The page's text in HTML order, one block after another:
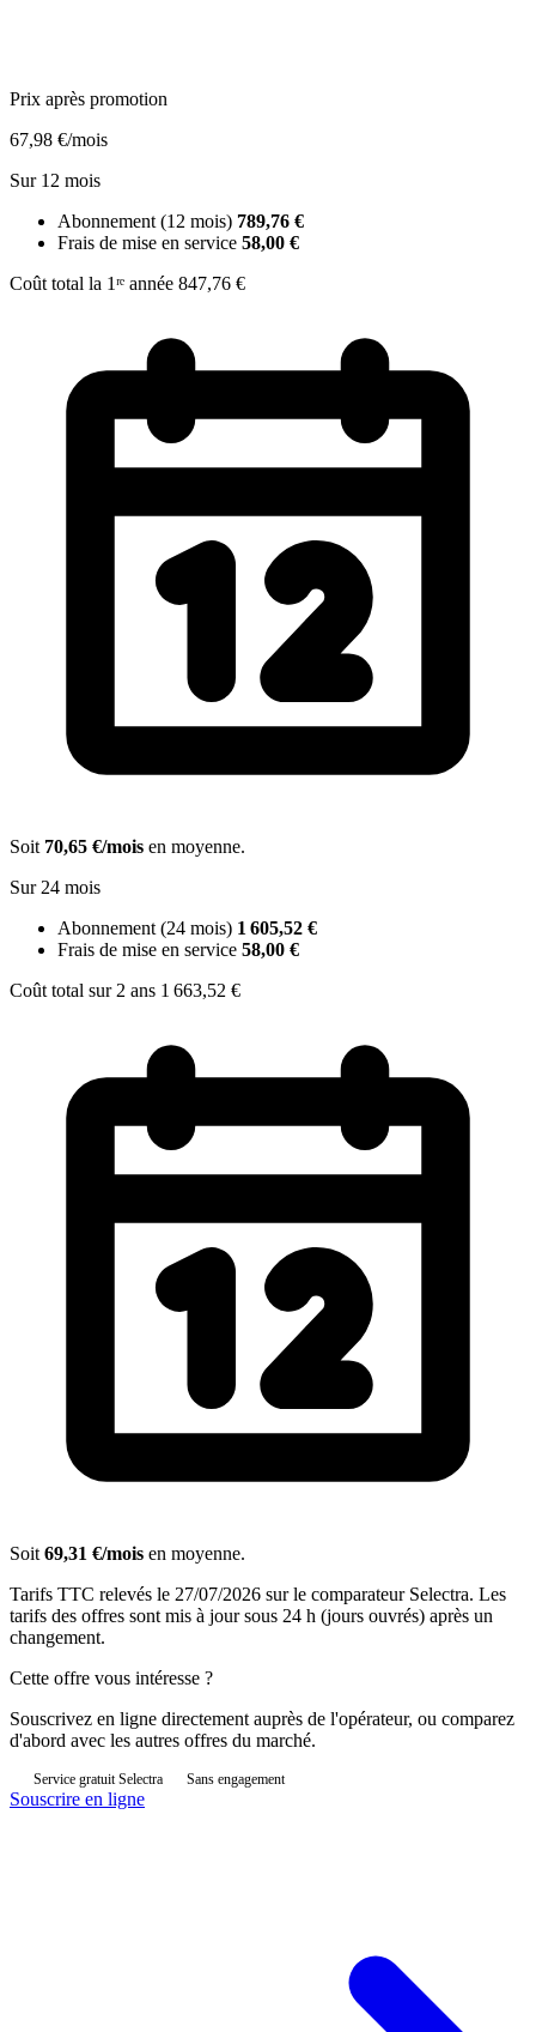
Prix après promotion
67,98 €/mois
Sur 12 mois
Abonnement (12 mois) 789,76 €
Frais de mise en service 58,00 €
Coût total la 1ʳᵉ année 847,76 €
Soit 70,65 €/mois en moyenne.
Sur 24 mois
Abonnement (24 mois) 1 605,52 €
Frais de mise en service 58,00 €
Coût total sur 2 ans 1 663,52 €
Soit 69,31 €/mois en moyenne.
Tarifs TTC relevés le 27/07/2026 sur le comparateur Selectra. Les
tarifs des offres sont mis à jour sous 24 h (jours ouvrés) après un
changement.
Cette offre vous intéresse ?
Souscrivez en ligne directement auprès de l'opérateur, ou comparez
d'abord avec les autres offres du marché.
Service gratuit Selectra Sans engagement
Souscrire en ligne